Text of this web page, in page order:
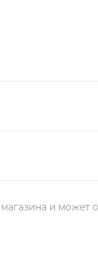
и может